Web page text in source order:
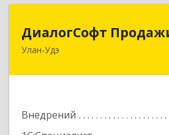
ДиалогСофт
Улан-Удэ
Внедрений
670000, Бурятия Респ, Улан-